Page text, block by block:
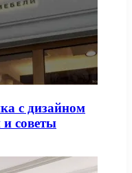
с дизайном
и советы